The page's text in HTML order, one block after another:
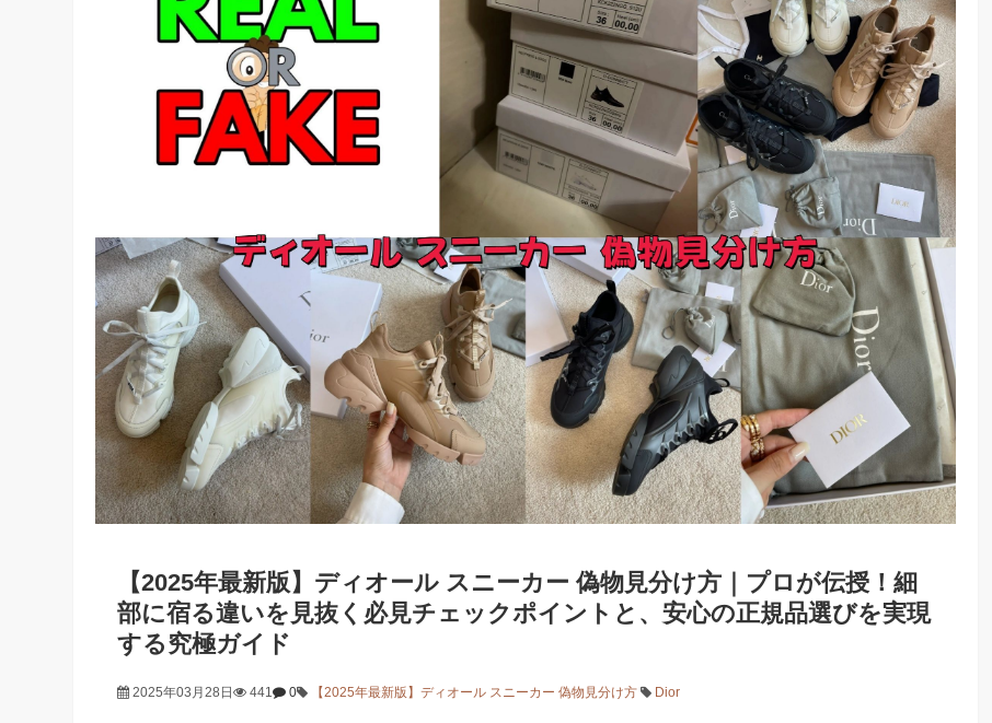
【2025年最新版】ディオール スニーカー 偽物見分け方｜プロが伝授！細
部に宿る違いを見抜く必見チェックポイントと、安心の正規品選びを実現
する究極ガイド
2025年03月28日 441 0 【2025年最新版】ディオール スニーカー 偽物見分け方 Dior